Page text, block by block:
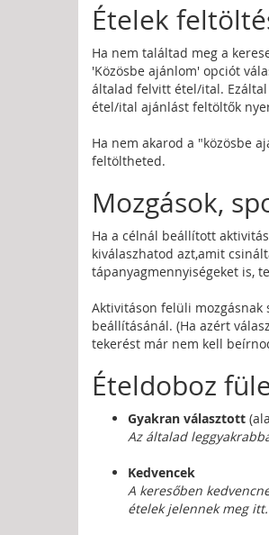
Ételek
Ha nem találtad meg a
'Közösbe ajánlom' opciót
általad felvitt étel/ital.
étel/ital ajánlást feltöltők
Ha nem akarod a "közösbe
feltöltheted.
Mozgások,
Ha a célnál beállított
kiválaszhatod azt,amit
tápanyagmennyiségeket is,
Aktivitáson felüli
beállításánál. (Ha azért
tekerést már nem kell
Ételdoboz
Gyakran választott
Az általad
Kedvencek
A keresőben
ételek jelennek meg itt.